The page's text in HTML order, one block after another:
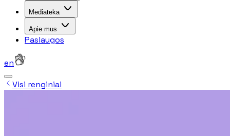
Mediateka
Apie mus
Paslaugos
en
Visi renginiai